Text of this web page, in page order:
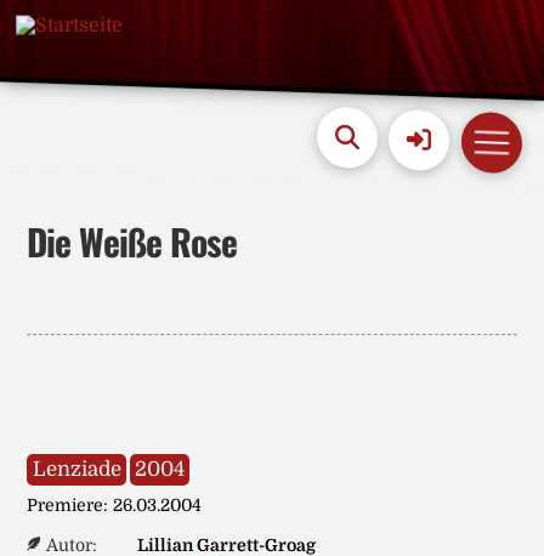
Die Weiße Rose
Lenziade 2004
Premiere: 26.03.2004
Autor:
Lillian Garrett-Groag